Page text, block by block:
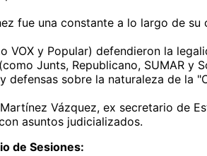
fue una constante a lo largo de
VOX y Popular) defendieron la
Junts, Republicano, SUMAR
defensas sobre la naturaleza de
Vázquez, ex secretario de
asuntos judicializados.
de Sesiones: